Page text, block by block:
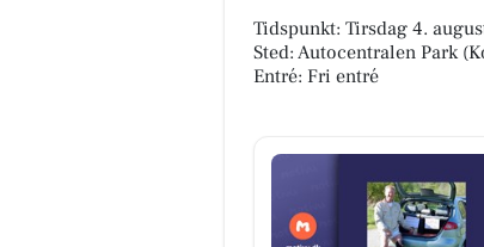
Tidspunkt: Tirsdag 4.
Sted: Autocentralen Park
Entré: Fri entré